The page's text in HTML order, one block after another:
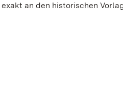
an den historischen